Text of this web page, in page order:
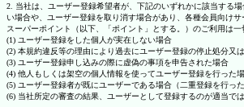
2. 当社は、ユーザー登録希望者が、下記のいずれかに該当する
い場合や、ユーザー登録を取り消す場合があり、各種会員向け
スーパーポイント（以下、「ポイント」とする。）のご利用は一
(1) ユーザー登録をした個人が実在しない場合
(2) 本規約違反等の理由により過去にユーザー登録の停止処分又
(3) ユーザー登録申し込みの際に虚偽の事項を申告された場合
(4) 他人もしくは架空の個人情報を使ってユーザー登録を行った
(5) ユーザー登録者が既にユーザーである場合（二重登録を行った
(6) 当社所定の審査の結果、ユーザーとして登録するのが適当で